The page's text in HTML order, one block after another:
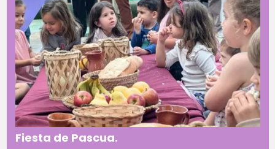
Fiesta de Pascua.